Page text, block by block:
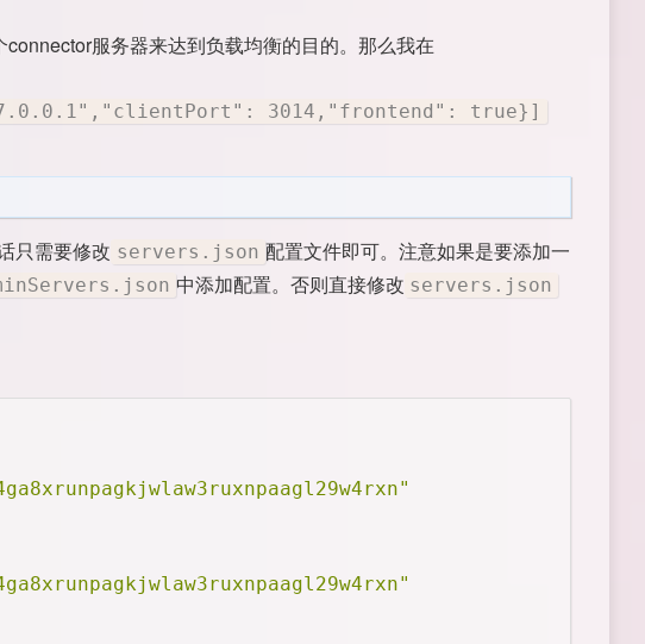
服务器来达到负载均衡的目的。那么我在
3014,"frontend": true}]
只需要修改 servers.json 配置文件即可。注意如果是要添加一
中添加配置。否则直接修改 servers.json